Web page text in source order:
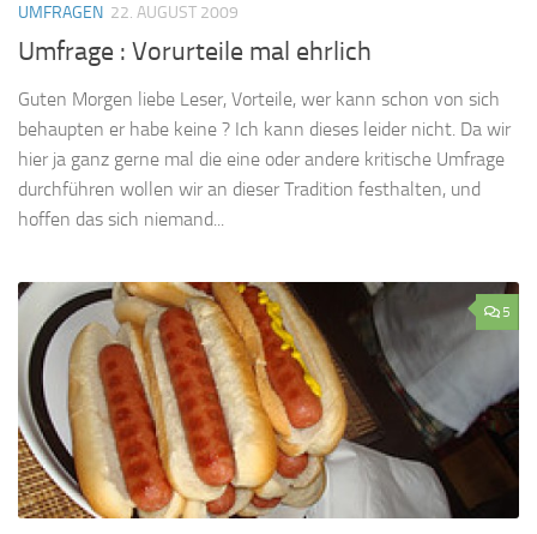
UMFRAGEN 22. AUGUST 2009
Umfrage : Vorurteile mal ehrlich
Guten Morgen liebe Leser, Vorteile, wer kann schon von sich
behaupten er habe keine ? Ich kann dieses leider nicht. Da wir
hier ja ganz gerne mal die eine oder andere kritische Umfrage
durchführen wollen wir an dieser Tradition festhalten, und
hoffen das sich niemand...
5